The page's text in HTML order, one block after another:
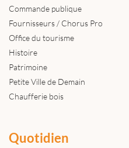
Commande publique
Fournisseurs / Chorus Pro
Office du tourisme
Histoire
Patrimoine
Petite Ville de Demain
Chaufferie bois
Quotidien